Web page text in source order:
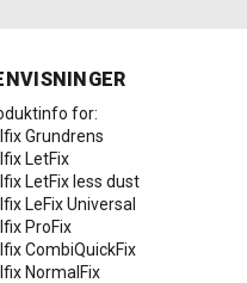
for:
Grundrens
LetFix
LetFix less dust
LeFix Universal
ProFix
CombiQuickFix
NormalFix